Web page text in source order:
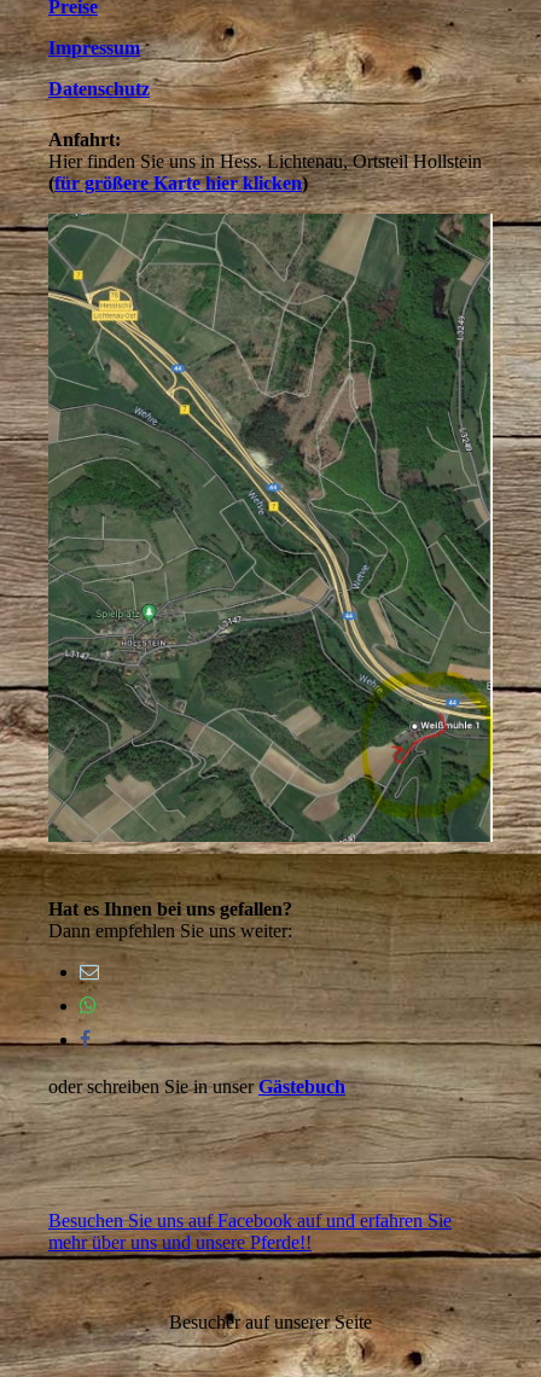
Preise
Impressum
Datenschutz
Anfahrt:
Hier finden Sie uns in Hess. Lichtenau, Ortsteil Hollstein
(für größere Karte hier klicken)
Hat es Ihnen bei uns gefallen?
Dann empfehlen Sie uns weiter:
oder schreiben Sie in unserGästebuch
Besuchen Sie uns auf Facebook auf und erfahren Sie
mehr über uns und unsere Pferde!!
Besucher auf unserer Seite